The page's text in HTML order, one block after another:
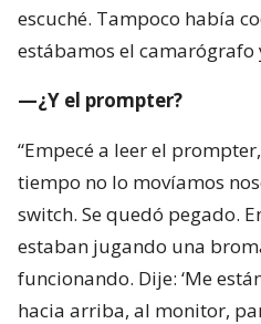
escuché. Tampoco había
estábamos el camarógrafo
—¿Y el prompter?
“Empecé a leer el
tiempo no lo movíamos
switch. Se quedó pegado.
estaban jugando una
funcionando. Dije: ‘Me
hacia arriba, al monitor,